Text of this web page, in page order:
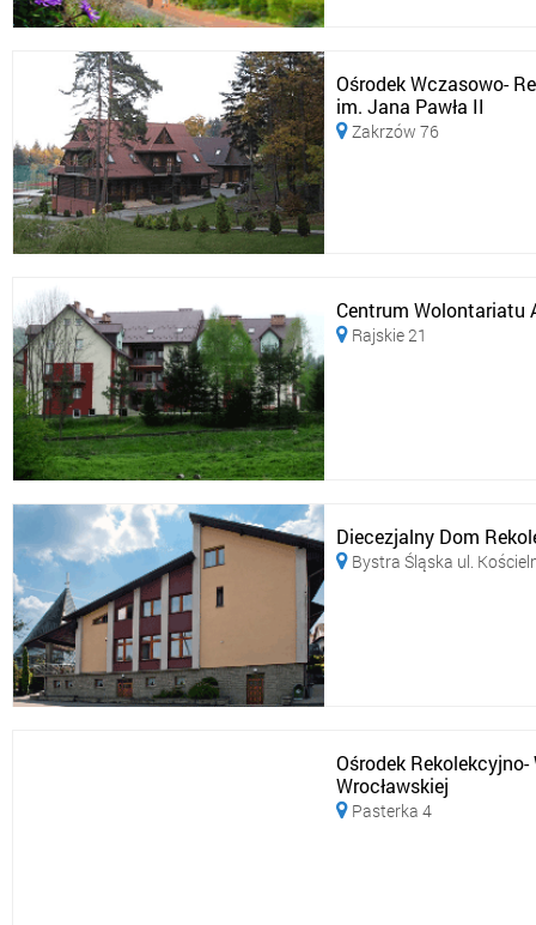
Ośrodek Wczasowo-
im. Jana Pawła II
Zakrzów 76
Centrum Wolontariatu
 Rajskie 21
Diecezjalny Dom
 Bystra Śląska ul.
Ośrodek
Wrocławskiej
 Pasterka 4